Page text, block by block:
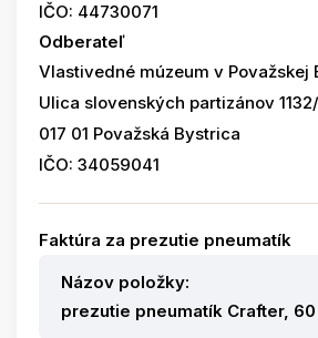
IČO: 44730071
Odberateľ
Vlastivedné múzeum v Považskej
Ulica slovenských partizánov
017 01 Považská Bystrica
IČO: 34059041
Faktúra za prezutie pneumatík
Názov položky:
prezutie pneumatík Crafter, 60